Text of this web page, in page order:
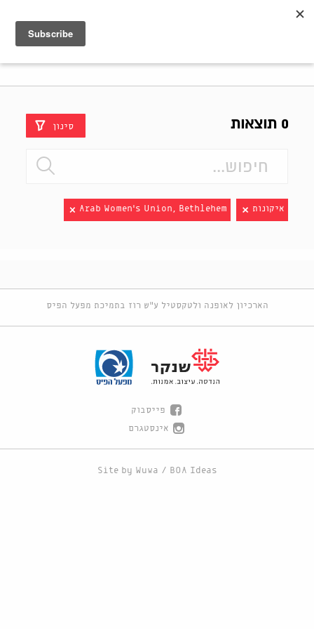
0 תוצאות סינון
איקונות Arab Women's Union, Bethlehem
הארכיון לאופנה ולטקסטיל ע"ש רוז בתמיכת מפעל הפיס
פייסבוק
אינסטגרם
Site by Wuwa / BOA Ideas